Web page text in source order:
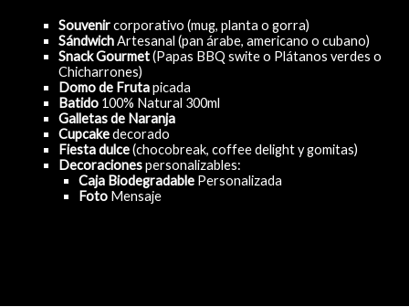
Souvenircorporativo (mug, planta o gorra)
SándwichArtesanal (pan árabe, americano o cubano)
Snack Gourmet(Papas BBQ swite o Plátanos verdes o
Chicharrones)
Domo de Frutapicada
Batido100% Natural 300ml
Galletas de Naranja
Cupcakedecorado
Fiesta dulce(chocobreak, coffee delight y gomitas)
Decoracionespersonalizables:
Caja BiodegradablePersonalizada
FotoMensaje